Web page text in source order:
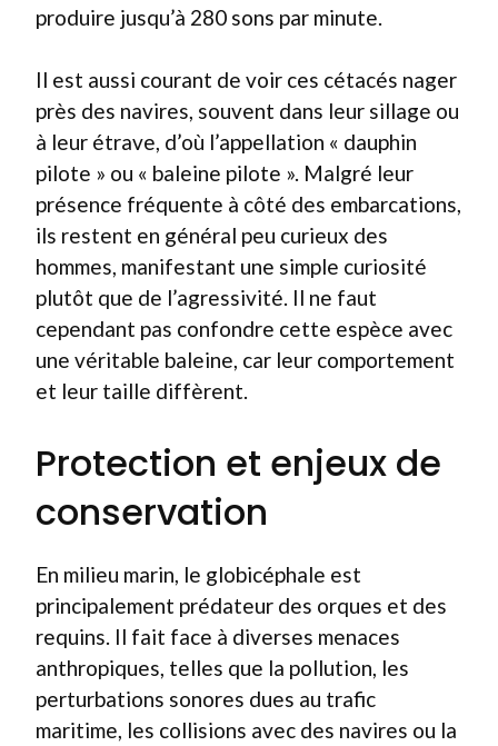
produire jusqu’à 280 sons par minute.
Il est aussi courant de voir ces cétacés nager
près des navires, souvent dans leur sillage ou
à leur étrave, d’où l’appellation « dauphin
pilote » ou « baleine pilote ». Malgré leur
présence fréquente à côté des embarcations,
ils restent en général peu curieux des
hommes, manifestant une simple curiosité
plutôt que de l’agressivité. Il ne faut
cependant pas confondre cette espèce avec
une véritable baleine, car leur comportement
et leur taille diffèrent.
Protection et enjeux de
conservation
En milieu marin, le globicéphale est
principalement prédateur des orques et des
requins. Il fait face à diverses menaces
anthropiques, telles que la pollution, les
perturbations sonores dues au trafic
maritime, les collisions avec des navires ou la